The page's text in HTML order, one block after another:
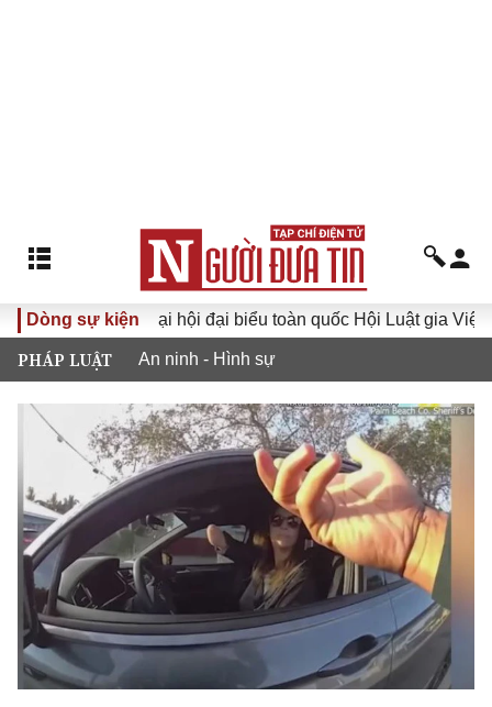
Dòng sự kiện
Hướng tới Đại hội đại biểu toàn quốc Hội Luật gia Việt Nam
PHÁP LUẬT An ninh - Hình sự